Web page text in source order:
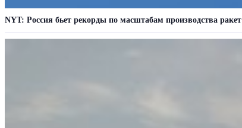
NYT: Россия бьет рекорды по масштабам производства ракет